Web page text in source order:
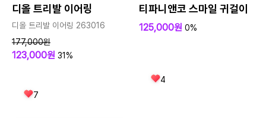
디올 트리발 이어링
디올 트리발 이어링 263016
177,000원
123,000원 31%
7
티파니앤코 스마일 귀걸이
125,000원 0%
4